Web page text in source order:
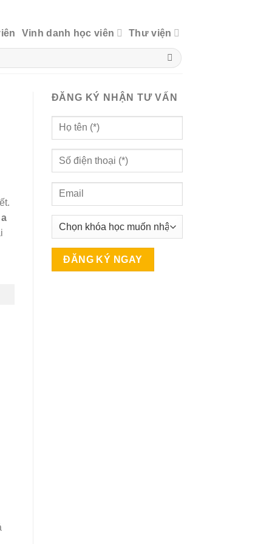
Vinh danh học viên Thư viện
ĐĂNG KÝ NHẬN TƯ VẤN